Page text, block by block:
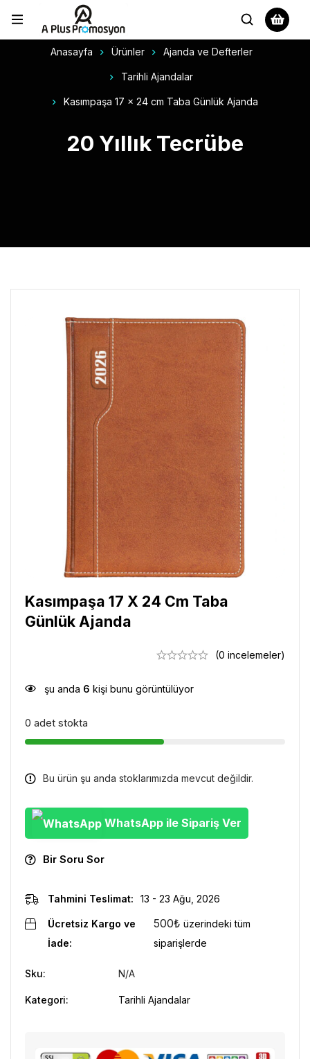
Anasayfa Ürünler Ajanda ve Defterler
Tarihli Ajandalar
Kasımpaşa 17 x 24 cm Taba Günlük Ajanda
20 Yıllık Tecrübe
Kasımpaşa 17 X 24 Cm Taba
Günlük Ajanda
(0 incelemeler)
şu anda 6 kişi bunu görüntülüyor
0 adet stokta
Bu ürün şu anda stoklarımızda mevcut değildir.
WhatsApp ile Sipariş Ver
Bir Soru Sor
Tahmini Teslimat: 13 - 23 Ağu, 2026
Ücretsiz Kargo ve
İade:
500₺ üzerindeki tüm
siparişlerde
Sku: N/A
Kategori: Tarihli Ajandalar